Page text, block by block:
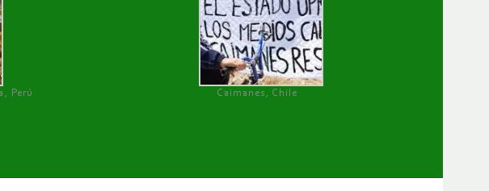
Perú Caimanes, Chile